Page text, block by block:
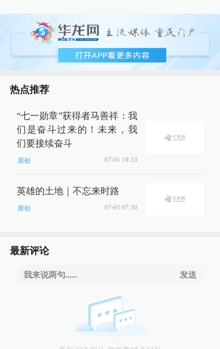
热点推荐
“七一勋章”获得者马善祥：我
们是奋斗过来的！未来，我
们要接续奋斗
原创 07-01 19:33
英雄的土地｜不忘来时路
原创 07-01 07:30
最新评论
我来说两句...... 发送